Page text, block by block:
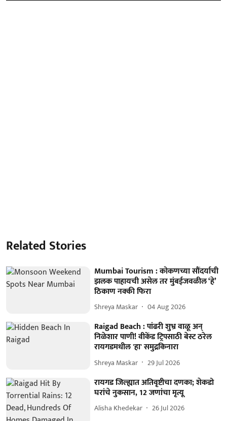
Related Stories
Mumbai Tourism : कोकणच्या सौंदर्याची
झलक पाहायची असेल तर मुंबईजवळील ‘हे’
ठिकाण नक्की फिरा
Shreya Maskar 04 Aug 2026
Raigad Beach : पांढरी शुभ्र वाळू अन्
निळेशार पाणी! वीकेंड ट्रिपसाठी बेस्ट ठरेल
रायगडमधील 'हा' समुद्रकिनारा
Shreya Maskar 29 Jul 2026
रायगड जिल्ह्यात अतिवृष्टीचा दणका; शेकडो
घरांचे नुकसान, 12 जणांचा मृत्यू
Alisha Khedekar 26 Jul 2026